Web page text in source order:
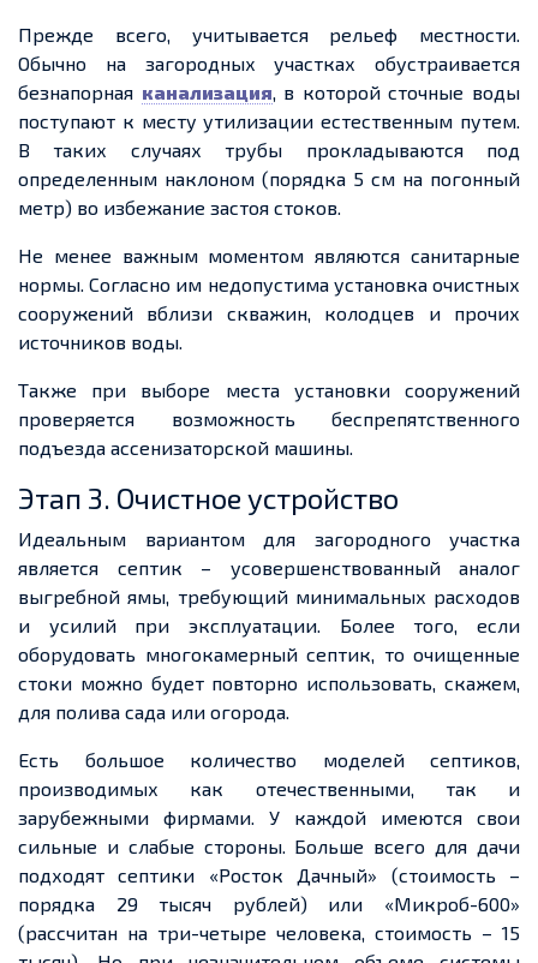
Прежде всего, учитывается рельеф местности.
Обычно на загородных участках обустраивается
безнапорная канализация, в которой сточные воды
поступают к месту утилизации естественным путем.
В таких случаях трубы прокладываются под
определенным наклоном (порядка 5 см на погонный
метр) во избежание застоя стоков.
Не менее важным моментом являются санитарные
нормы. Согласно им недопустима установка очистных
сооружений вблизи скважин, колодцев и прочих
источников воды.
Также при выборе места установки сооружений
проверяется возможность беспрепятственного
подъезда ассенизаторской машины.
Этап 3. Очистное устройство
Идеальным вариантом для загородного участка
является септик – усовершенствованный аналог
выгребной ямы, требующий минимальных расходов
и усилий при эксплуатации. Более того, если
оборудовать многокамерный септик, то очищенные
стоки можно будет повторно использовать, скажем,
для полива сада или огорода.
Есть большое количество моделей септиков,
производимых как отечественными, так и
зарубежными фирмами. У каждой имеются свои
сильные и слабые стороны. Больше всего для дачи
подходят септики «Росток Дачный» (стоимость –
порядка 29 тысяч рублей) или «Микроб-600»
(рассчитан на три-четыре человека, стоимость – 15